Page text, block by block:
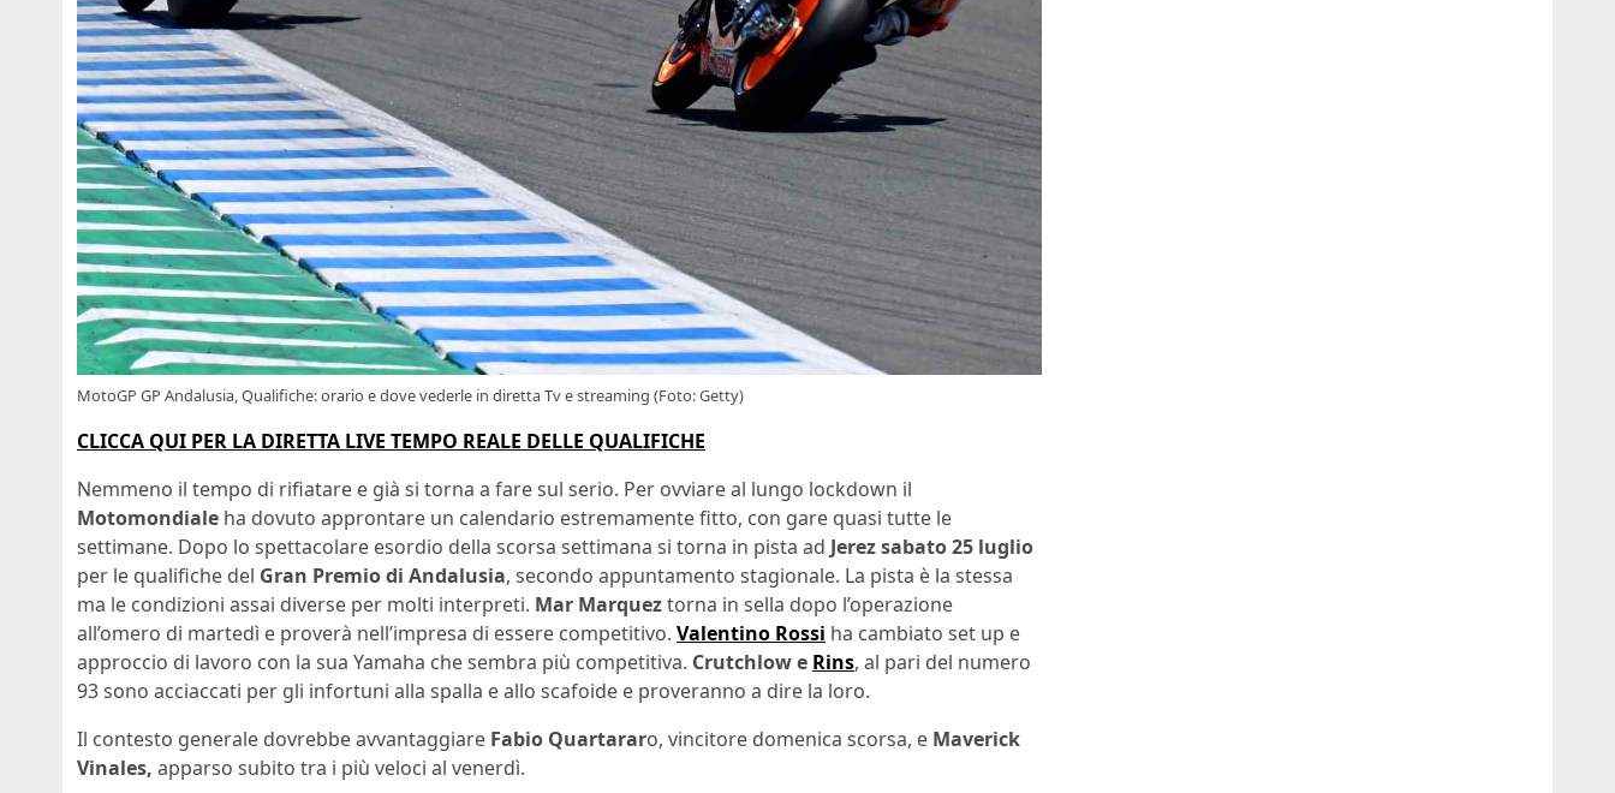
MotoGP GP Andalusia, Qualifiche: orario e dove vederle in diretta Tv e streaming (Foto: Getty)
CLICCA QUI PER LA DIRETTA LIVE TEMPO REALE DELLE QUALIFICHE
Nemmeno il tempo di rifiatare e già si torna a fare sul serio. Per ovviare al lungo lockdown il
Motomondiale ha dovuto approntare un calendario estremamente fitto, con gare quasi tutte le
settimane. Dopo lo spettacolare esordio della scorsa settimana si torna in pista ad Jerez sabato 25 luglio
per le qualifiche del Gran Premio di Andalusia, secondo appuntamento stagionale. La pista è la stessa
ma le condizioni assai diverse per molti interpreti. Mar Marqueztorna in sella dopo l’operazione
all’omero di martedì e proverà nell’impresa di essere competitivo. Valentino Rossi ha cambiato set up e
approccio di lavoro con la sua Yamaha che sembra più competitiva. Crutchlow e Rins, al pari del numero
93 sono acciaccati per gli infortuni alla spalla e allo scafoide e proveranno a dire la loro.
Il contesto generale dovrebbe avvantaggiare Fabio Quartararo, vincitore domenica scorsa, e Maverick
Vinales, apparso subito tra i più veloci al venerdì.